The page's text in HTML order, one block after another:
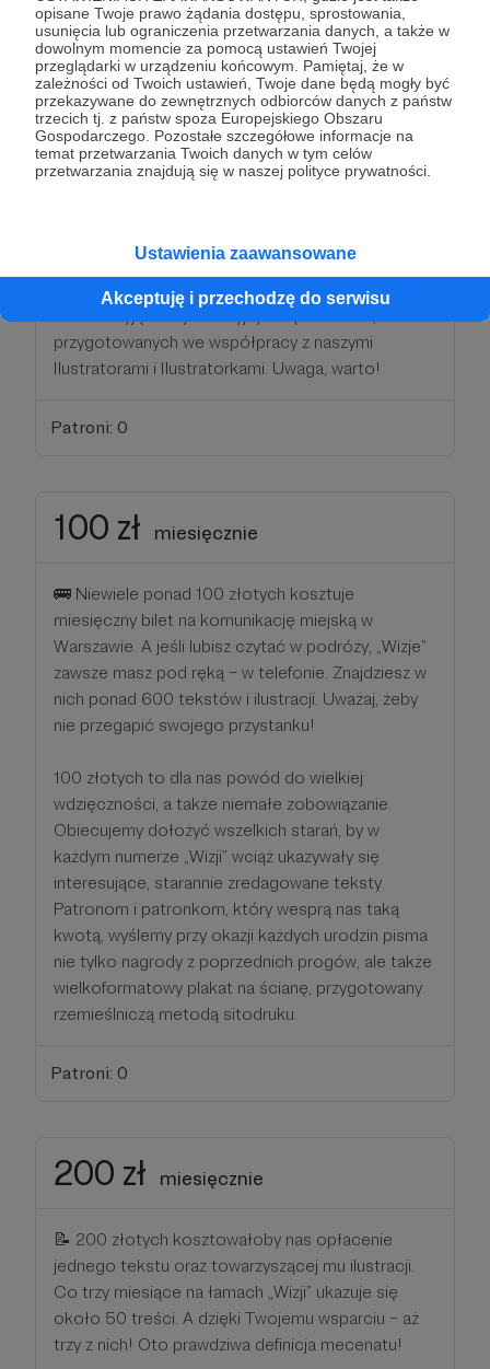
opisane Twoje prawo żądania dostępu, sprostowania,
usunięcia lub ograniczenia przetwarzania danych, a także w
dowolnym momencie za pomocą ustawień Twojej
przeglądarki w urządzeniu końcowym. Pamiętaj, że w
zależności od Twoich ustawień, Twoje dane będą mogły być
przekazywane do zewnętrznych odbiorców danych z państw
trzecich tj. z państw spoza Europejskiego Obszaru
Gospodarczego. Pozostałe szczegółowe informacje na
temat przetwarzania Twoich danych w tym celów
przetwarzania znajdują się w naszej polityce prywatności.
Ustawienia zaawansowane
Akceptuję i przechodzę do serwisu
📚 50 złotych to cena grubej, porządnie wydanej
powieści w twardej oprawie. Długie lektury warto
jednak przeplatać krótszymi formami. Co kwartał
znajdziesz ich w „Wizjach” ponad pięćdziesiąt:
wiersze, opowiadania, fragmenty powieści, a także
teksty krytyczne.
spodziewać się czegoś wyjątkowego! Właśnie
dlatego do poprzednich nagród dołączymy cały
przygotowanych we współpracy z naszymi
Ilustratorami i Ilustratorkami. Uwaga, warto!
Patroni: 0
100 zł miesięcznie
🚌 Niewiele ponad 100 złotych kosztuje
miesięczny bilet na komunikację miejską w
Warszawie. A jeśli lubisz czytać w podróży, „Wizje”
zawsze masz pod ręką – w telefonie. Znajdziesz w
nich ponad 600 tekstów i ilustracji. Uważaj, żeby
nie przegapić swojego przystanku!
100 złotych to dla nas powód do wielkiej
wdzięczności, a także niemałe zobowiązanie.
Obiecujemy dołożyć wszelkich starań, by w
każdym numerze „Wizji” wciąż ukazywały się
interesujące, starannie zredagowane teksty.
Patronom i patronkom, który wesprą nas taką
kwotą, wyślemy przy okazji każdych urodzin pisma
nie tylko nagrody z poprzednich progów, ale także
wielkoformatowy plakat na ścianę, przygotowany
rzemieślniczą metodą sitodruku.
Patroni: 0
200 zł miesięcznie
📝 200 złotych kosztowałoby nas opłacenie
jednego tekstu oraz towarzyszącej mu ilustracji.
Co trzy miesiące na łamach „Wizji” ukazuje się
około 50 treści. A dzięki Twojemu wsparciu – aż
trzy z nich! Oto prawdziwa definicja mecenatu!